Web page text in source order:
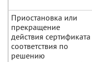
Приостановка или
прекращение
действия сертификата
соответствия по
решению